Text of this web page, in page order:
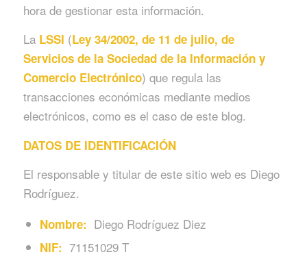
hora de gestionar esta información.
La LSSI (Ley 34/2002, de 11 de julio, de
Servicios de la Sociedad de la Información y
Comercio Electrónico) que regula las
transacciones económicas mediante medios
electrónicos, como es el caso de este blog.
DATOS DE IDENTIFICACIÓN
El responsable y titular de este sitio web es Diego
Rodríguez.
Nombre: Diego Rodríguez Diez
NIF: 71151029 T